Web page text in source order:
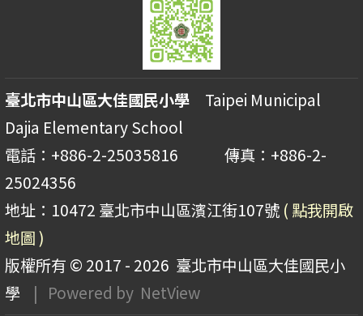
臺北市中山區大佳國民小學 Taipei Municipal
Dajia Elementary School
電話：+886-2-25035816 傳真：+886-2-
25024356
地址：10472 臺北市中山區濱江街107號 ( 點我開啟
地圖 )
版權所有 © 2017 - 2026 臺北市中山區大佳國民小
學
| Powered by NetView